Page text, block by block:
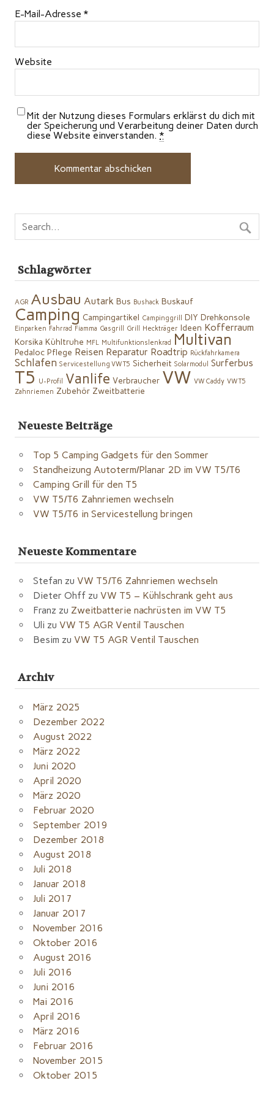
E-Mail-Adresse *
Website
Mit der Nutzung dieses Formulars erklärst du dich mit
der Speicherung und Verarbeitung deiner Daten durch
diese Website einverstanden. *
Schlagwörter
AGR Ausbau Autark Bus Bushack Buskauf
Camping Campingartikel Campinggrill DIY Drehkonsole
Einparken Fahrrad Fiamma Gasgrill Grill Heckträger Ideen Kofferraum
Korsika Kühltruhe MFL Multifunktionslenkrad Multivan
Pedaloc Pflege Reisen Reparatur Roadtrip Rückfahrkamera
Schlafen Servicestellung VW T5 Sicherheit Solarmodul Surferbus
T5 U-Profil Vanlife Verbraucher VW VW Caddy VW T5
Zahnriemen Zubehör Zweitbatterie
Neueste Beiträge
Top 5 Camping Gadgets für den Sommer
Standheizung Autoterm/Planar 2D im VW T5/T6
Camping Grill für den T5
VW T5/T6 Zahnriemen wechseln
VW T5/T6 in Servicestellung bringen
Neueste Kommentare
Stefan zu VW T5/T6 Zahnriemen wechseln
Dieter Ohff zu VW T5 – Kühlschrank geht aus
Franz zu Zweitbatterie nachrüsten im VW T5
Uli zu VW T5 AGR Ventil Tauschen
Besim zu VW T5 AGR Ventil Tauschen
Archiv
März 2025
Dezember 2022
August 2022
März 2022
Juni 2020
April 2020
März 2020
Februar 2020
September 2019
Dezember 2018
August 2018
Juli 2018
Januar 2018
Juli 2017
Januar 2017
November 2016
Oktober 2016
August 2016
Juli 2016
Juni 2016
Mai 2016
April 2016
März 2016
Februar 2016
November 2015
Oktober 2015